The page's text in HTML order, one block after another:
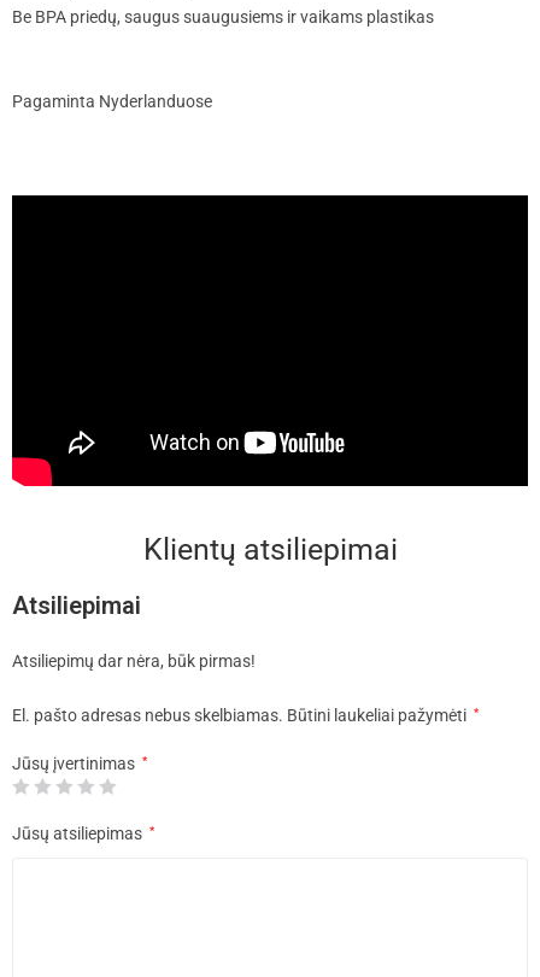
Be BPA priedų, saugus suaugusiems ir vaikams plastikas
Pagaminta Nyderlanduose
Klientų atsiliepimai
Atsiliepimai
Atsiliepimų dar nėra, būk pirmas!
El. pašto adresas nebus skelbiamas. Būtini laukeliai pažymėti *
Jūsų įvertinimas *
Jūsų atsiliepimas *